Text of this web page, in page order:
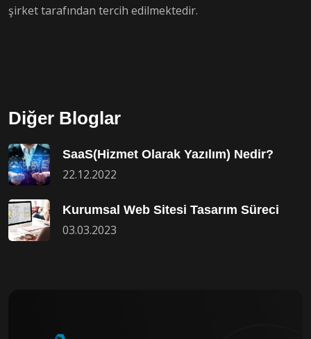
şirket tarafından tercih edilmektedir.
Diğer Bloglar
SaaS(Hizmet Olarak Yazılım) Nedir?
22.12.2022
Kurumsal Web Sitesi Tasarım Süreci
03.03.2023